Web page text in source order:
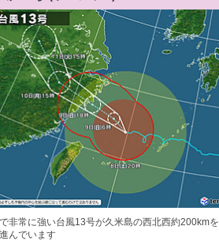
非常に強い台風13号が久米島の西北西約200kmを
んでいます